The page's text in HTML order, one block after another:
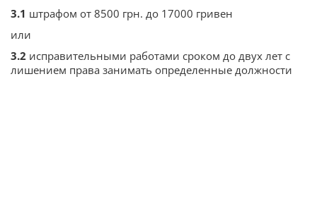
3.1 штрафом от 8500 грн. до 17000 гривен
или
3.2 исправительными работами сроком до двух лет с
лишением права занимать определенные должности